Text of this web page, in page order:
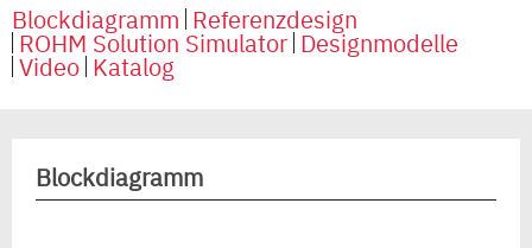
Blockdiagramm Referenzdesign
ROHM Solution Simulator Designmodelle
Video Katalog
Blockdiagramm